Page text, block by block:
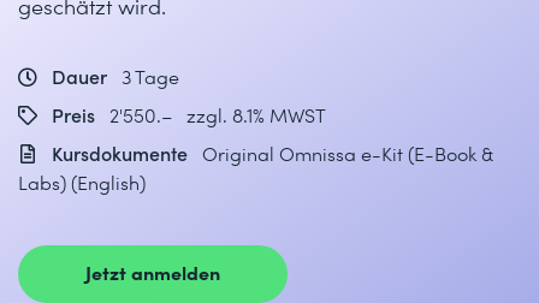
Dauer 3 Tage
Preis
2'550.– zzgl. 8.1% MWST
Kursdokumente Original Omnissa e-Kit (E-Book &
Labs) (English)
Jetzt anmelden